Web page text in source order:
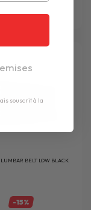
LUMBAR BELT LOW BLACK
-15%
souscrit à la